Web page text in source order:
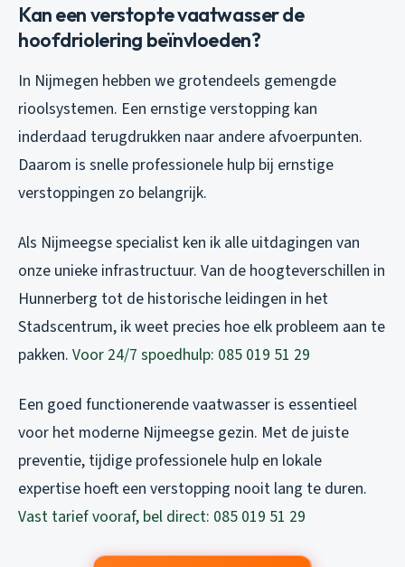
Kan een verstopte vaatwasser de
hoofdriolering beïnvloeden?
In Nijmegen hebben we grotendeels gemengde
rioolsystemen. Een ernstige verstopping kan
inderdaad terugdrukken naar andere afvoerpunten.
Daarom is snelle professionele hulp bij ernstige
verstoppingen zo belangrijk.
Als Nijmeegse specialist ken ik alle uitdagingen van
onze unieke infrastructuur. Van de hoogteverschillen in
Hunnerberg tot de historische leidingen in het
Stadscentrum, ik weet precies hoe elk probleem aan te
pakken. Voor 24/7 spoedhulp: 085 019 51 29
Een goed functionerende vaatwasser is essentieel
voor het moderne Nijmeegse gezin. Met de juiste
preventie, tijdige professionele hulp en lokale
expertise hoeft een verstopping nooit lang te duren.
Vast tarief vooraf, bel direct: 085 019 51 29